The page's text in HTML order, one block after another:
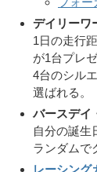
デイリーワ
1日の走行
が1台プレ
4台のシル
選ばれる。
バースデイ
自分の誕生
ランダムで
レーシング